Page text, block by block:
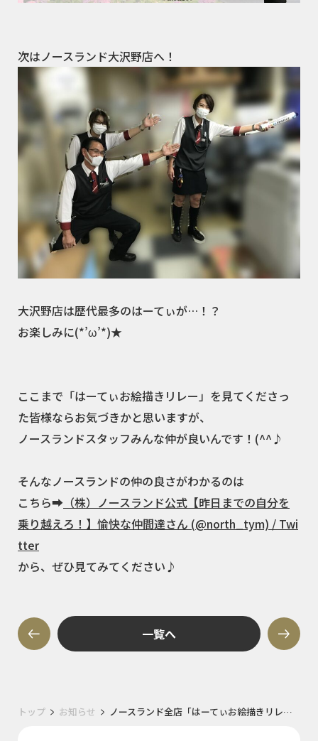
次はノースランド大沢野店へ！
大沢野店は歴代最多のはーてぃが…！？
お楽しみに(*’ω’*)★
ここまで「はーてぃお絵描きリレー」を見てくださっ
た皆様ならお気づきかと思いますが、
ノースランドスタッフみんな仲が良いんです！(^^♪
そんなノースランドの仲の良さがわかるのは
こちら➡ （株）ノースランド公式【昨日までの自分を
乗り越えろ！】愉快な仲間達さん (@north_tym) / Twi
tter
から、ぜひ見てみてください♪
一覧へ
トップ お知らせ ノースランド全店「はーてぃお絵描きリレー」第十走者・魚津店